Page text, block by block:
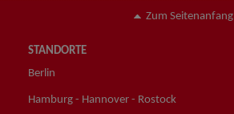
Zum Seitenanfang
STANDORTE
Berlin
Hamburg - Hannover - Rostock